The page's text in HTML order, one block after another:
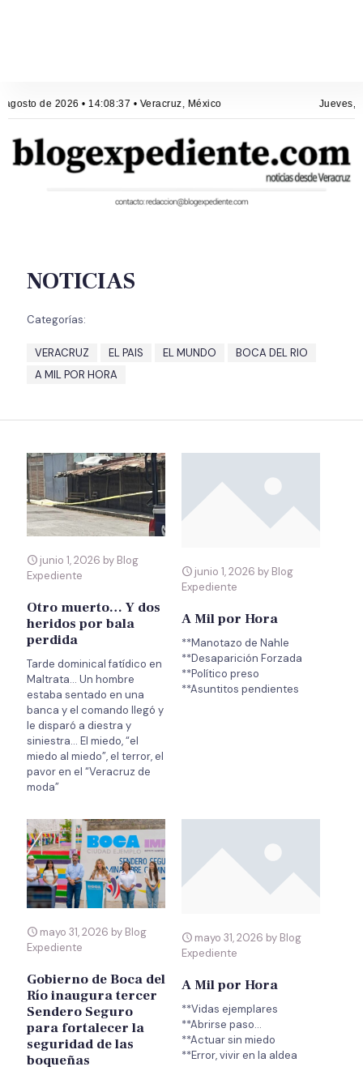
de 2026 • 14:08:37 • Veracruz, México Jueves,
NOTICIAS
Categorías:
VERACRUZ EL PAIS EL MUNDO
BOCA DEL RIO
A MIL POR HORA
junio 1, 2026 by Blog
Expediente
Otro muerto… Y dos
heridos por bala
perdida
Tarde dominical fatídico en
Maltrata… Un hombre
estaba sentado en una
banca y el comando llegó y
le disparó a diestra y
siniestra… El miedo, “el
miedo al miedo”, el terror, el
pavor en el “Veracruz de
moda”
junio 1, 2026 by Blog
Expediente
A Mil por Hora
**Manotazo de Nahle
**Desaparición Forzada
**Político preso
mayo 31, 2026 by Blog
Expediente
Gobierno de Boca del
Río inaugura tercer
Sendero Seguro
para fortalecer la
seguridad de las
boqueñas
mayo 31, 2026 by Blog
Expediente
A Mil por Hora
**Vidas ejemplares
**Abrirse paso…
**Actuar sin miedo